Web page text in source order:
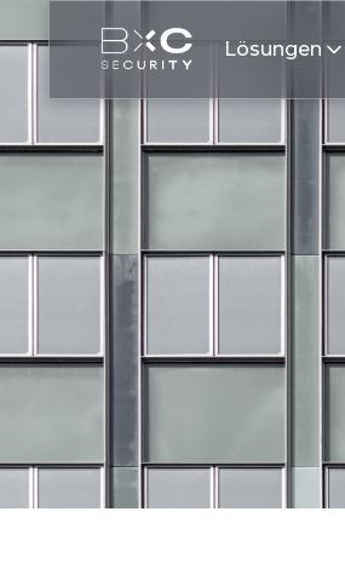
Lösungen